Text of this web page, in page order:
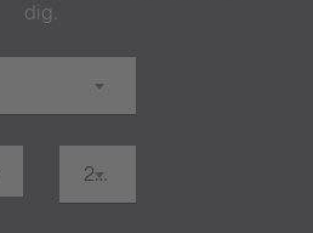
dig.
20 km